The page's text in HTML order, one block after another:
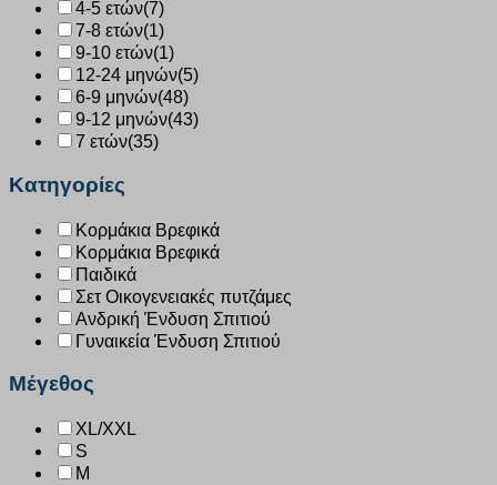
4-5 ετών(7)
7-8 ετών(1)
9-10 ετών(1)
12-24 μηνών(5)
6-9 μηνών(48)
9-12 μηνών(43)
7 ετών(35)
Κατηγορίες
Κορμάκια Βρεφικά
Κορμάκια Βρεφικά
Παιδικά
Σετ Οικογενειακές πυτζάμες
Ανδρική Ένδυση Σπιτιού
Γυναικεία Ένδυση Σπιτιού
Μέγεθος
XL/XXL
S
M